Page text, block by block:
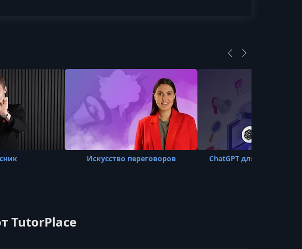
Искусство переговоров ChatGPT для работы и
TutorPlace